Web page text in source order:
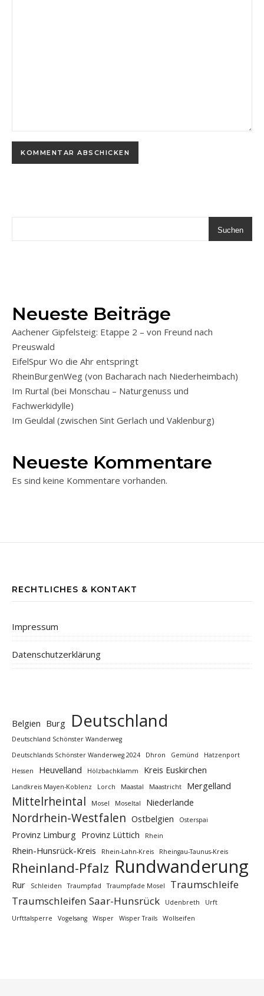
Suchen
Neueste Beiträge
Aachener Gipfelsteig: Etappe 2 – von Freund nach
Preuswald
EifelSpur Wo die Ahr entspringt
RheinBurgenWeg (von Bacharach nach Niederheimbach)
Im Rurtal (bei Monschau – Naturgenuss und
Fachwerkidylle)
Im Geuldal (zwischen Sint Gerlach und Vaklenburg)
Neueste Kommentare
Es sind keine Kommentare vorhanden.
RECHTLICHES & KONTAKT
Impressum
Datenschutzerklärung
Belgien Burg Deutschland
Deutschland Schönster Wanderweg
Deutschlands Schönster Wanderweg 2024
Dhron Gemünd
Hatzenport
Hessen
Heuvelland Hölzbachklamm Kreis Euskirchen
Landkreis Mayen-Koblenz Lorch Maastal Maastricht Mergelland
Mittelrheintal Mosel Moseltal Niederlande
Nordrhein-Westfalen Ostbelgien Osterspai
Provinz Limburg Provinz Lüttich Rhein
Rhein-Hunsrück-Kreis Rhein-Lahn-Kreis Rheingau-Taunus-Kreis
Rheinland-Pfalz Rundwanderung
Rur Schleiden Traumpfad Traumpfade Mosel
Traumschleife
Traumschleifen Saar-Hunsrück
Udenbreth
Urft
Urfttalsperre
Vogelsang Wisper Wisper Trails Wollseifen